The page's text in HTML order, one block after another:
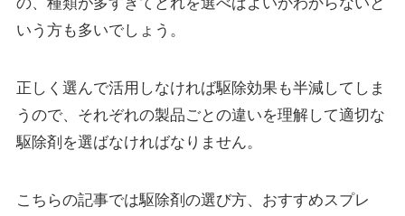
いう方も多いでしょう。
正しく選んで活用しなければ駆除効果も半減してしま
うので、それぞれの製品ごとの違いを理解して適切な
駆除剤を選ばなければなりません。
こちらの記事では駆除剤の選び方、おすすめスプレ